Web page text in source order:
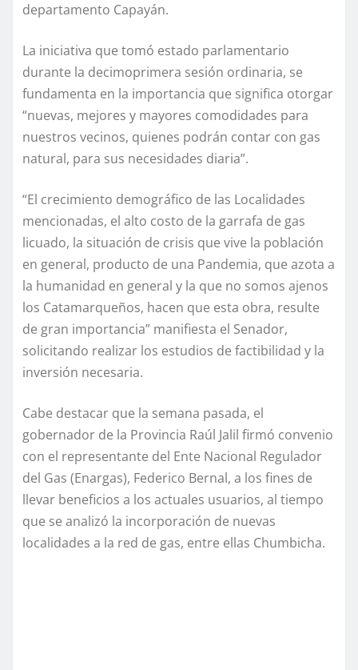
departamento Capayán.
La iniciativa que tomó estado parlamentario
durante la decimoprimera sesión ordinaria, se
fundamenta en la importancia que significa otorgar
“nuevas, mejores y mayores comodidades para
nuestros vecinos, quienes podrán contar con gas
natural, para sus necesidades diaria”.
“El crecimiento demográfico de las Localidades
mencionadas, el alto costo de la garrafa de gas
licuado, la situación de crisis que vive la población
en general, producto de una Pandemia, que azota a
la humanidad en general y la que no somos ajenos
los Catamarqueños, hacen que esta obra, resulte
de gran importancia” manifiesta el Senador,
solicitando realizar los estudios de factibilidad y la
inversión necesaria.
Cabe destacar que la semana pasada, el
gobernador de la Provincia Raúl Jalil firmó convenio
con el representante del Ente Nacional Regulador
del Gas (Enargas), Federico Bernal, a los fines de
llevar beneficios a los actuales usuarios, al tiempo
que se analizó la incorporación de nuevas
localidades a la red de gas, entre ellas Chumbicha.